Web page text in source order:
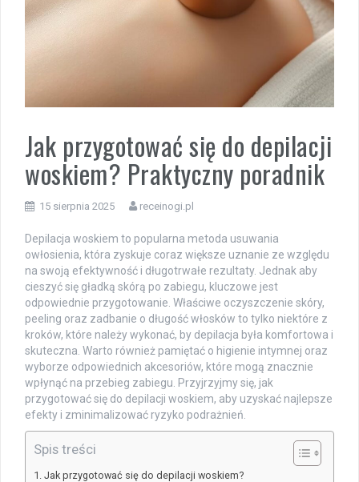
Jak przygotować się do depilacji
woskiem? Praktyczny poradnik
15 sierpnia 2025 receinogi.pl
Depilacja woskiem to popularna metoda usuwania
owłosienia, która zyskuje coraz większe uznanie ze względu
na swoją efektywność i długotrwałe rezultaty. Jednak aby
cieszyć się gładką skórą po zabiegu, kluczowe jest
odpowiednie przygotowanie. Właściwe oczyszczenie skóry,
peeling oraz zadbanie o długość włosków to tylko niektóre z
kroków, które należy wykonać, by depilacja była komfortowa i
skuteczna. Warto również pamiętać o higienie intymnej oraz
wyborze odpowiednich akcesoriów, które mogą znacznie
wpłynąć na przebieg zabiegu. Przyjrzyjmy się, jak
przygotować się do depilacji woskiem, aby uzyskać najlepsze
efekty i zminimalizować ryzyko podrażnień.
Spis treści
Jak przygotować się do depilacji woskiem?